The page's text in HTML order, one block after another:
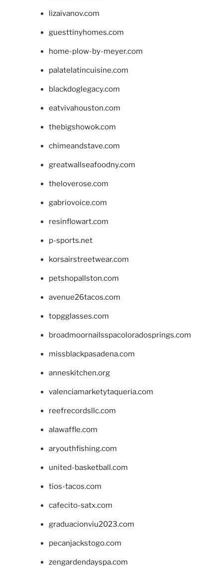
lizaivanov.com
guesttinyhomes.com
home-plow-by-meyer.com
palatelatincuisine.com
blackdoglegacy.com
eatvivahouston.com
thebigshowok.com
chimeandstave.com
greatwallseafoodny.com
theloverose.com
gabriovoice.com
resinflowart.com
p-sports.net
korsairstreetwear.com
petshopallston.com
avenue26tacos.com
topgglasses.com
broadmoornailsspacoloradosprings.com
missblackpasadena.com
anneskitchen.org
valenciamarketytaqueria.com
reefrecordsllc.com
alawaffle.com
aryouthfishing.com
united-basketball.com
tios-tacos.com
cafecito-satx.com
graduacionviu2023.com
pecanjackstogo.com
zengardendayspa.com